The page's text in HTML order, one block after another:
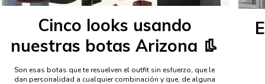
Cinco looks usando
nuestras botas Arizona 👢
Son esas botas que te resuelven el outfit sin esfuerzo, que le
dan personalidad a cualquier combinación y que, de alguna